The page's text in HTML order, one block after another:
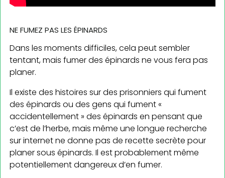
NE FUMEZ PAS LES ÉPINARDS
Dans les moments difficiles, cela peut sembler
tentant, mais fumer des épinards ne vous fera pas
planer.
Il existe des histoires sur des prisonniers qui fument
des épinards ou des gens qui fument «
accidentellement » des épinards en pensant que
c’est de l’herbe, mais même une longue recherche
sur internet ne donne pas de recette secrète pour
planer sous épinards. Il est probablement même
potentiellement dangereux d’en fumer.